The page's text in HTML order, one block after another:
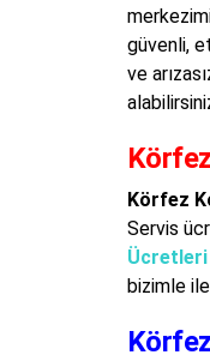
güvenli,
ve
Körfez
Servis
Ücretleri
bizimle